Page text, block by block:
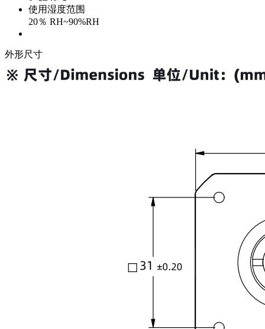
使用湿度范围
20％ RH~90%RH
外形尺寸